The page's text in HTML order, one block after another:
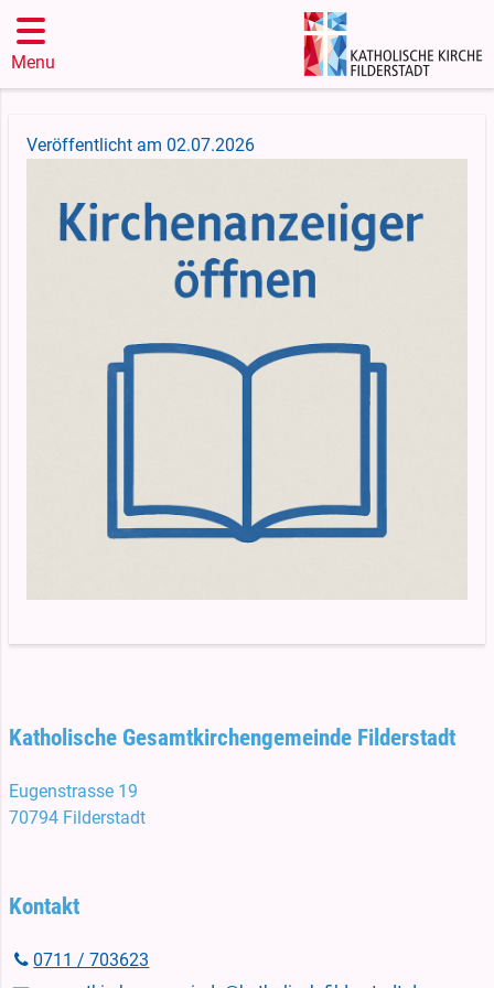
Menu
Veröffentlicht am 02.07.2026
Katholische Gesamtkirchengemeinde Filderstadt
Eugenstrasse 19
70794 Filderstadt
Kontakt
0711 / 703623